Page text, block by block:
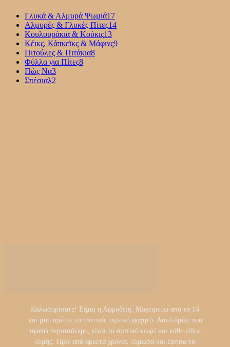
Γλυκά & Αλμυρά Ψωμιά17
Αλμυρές & Γλυκές Πίτες14
Κουλουράκια & Κούκις13
Κέικς, Κάπκεϊκς & Μάφινς9
Πιτούλες & Πιτάκια8
Φύλλα για Πίτες8
Πώς Να3
Σπέσιαλ2
Καλωσορίσατε! Είμαι η Αφροδίτη. Μαγειρεύω από τα 14
και μου αρέσει το σπιτικό, υγιεινό φαγητό. Αυτό όμως που
αγαπώ περισσότερο, είναι το σπιτικό ψωμί και κάθε είδος
ζύμης. Πριν από αρκετά χρόνια, ζύμωσα και έψησα το